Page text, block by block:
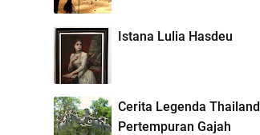
Istana Lulia Hasdeu
Cerita Legenda Thailand
Pertempuran Gajah